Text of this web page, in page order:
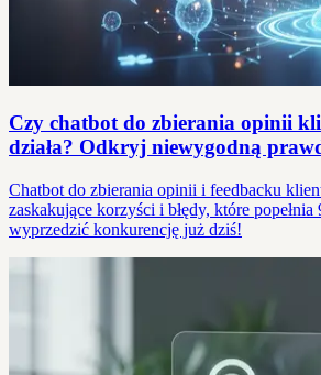
Czy chatbot do zbierania opinii
działa? Odkryj niewygodną
Chatbot do zbierania opinii i feedbacku
zaskakujące korzyści i błędy, które
wyprzedzić konkurencję już dziś!